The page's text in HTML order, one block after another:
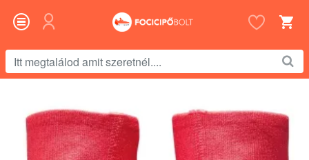
megtalálod